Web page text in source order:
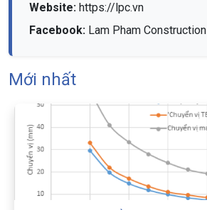
Website: https://lpc.vn
Facebook: Lam Pham Construction
Mới nhất